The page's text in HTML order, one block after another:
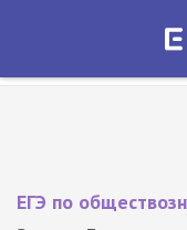
Экзамер
ЕГЭ по